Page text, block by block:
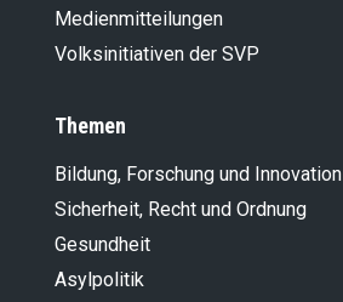
Medienmitteilungen
Volksinitiativen der SVP
Themen
Bildung, Forschung und Innovation
Sicherheit, Recht und Ordnung
Gesundheit
Asylpolitik